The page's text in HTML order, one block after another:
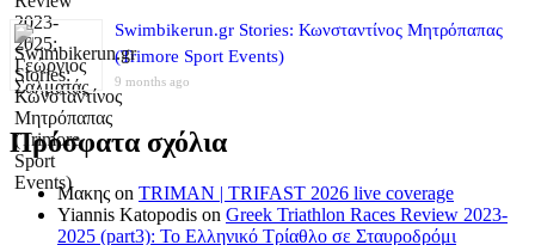
Swimbikerun.gr Stories: Κωνσταντίνος Μητρόπαπας
(Trimore Sport Events)
9 months ago
Πρόσφατα σχόλια
Μακης on TRIMAN | TRIFAST 2026 live coverage
Yiannis Katopodis on Greek Triathlon Races Review 2023-
2025 (part3): Το Ελληνικό Τρίαθλο σε Σταυροδρόμι